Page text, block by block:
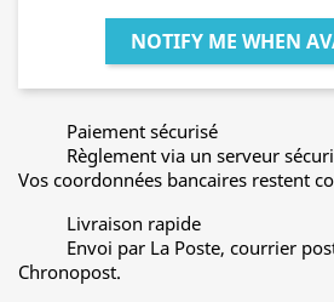
NOTIFY ME WHEN
Paiement sécurisé
Règlement via un serveur
Vos coordonnées bancaires restent
Livraison rapide
Envoi par La Poste, courrier
Chronopost.